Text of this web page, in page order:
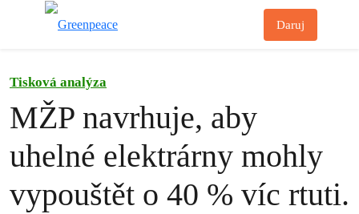
Daruj
Tisková analýza
MŽP navrhuje, aby
uhelné elektrárny mohly
vypouštět o 40 % víc rtuti.